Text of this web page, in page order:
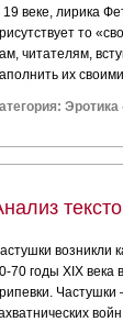
19 веке, лирика
то
читателям,
их
Эротика
возникли
70 годы XIX века